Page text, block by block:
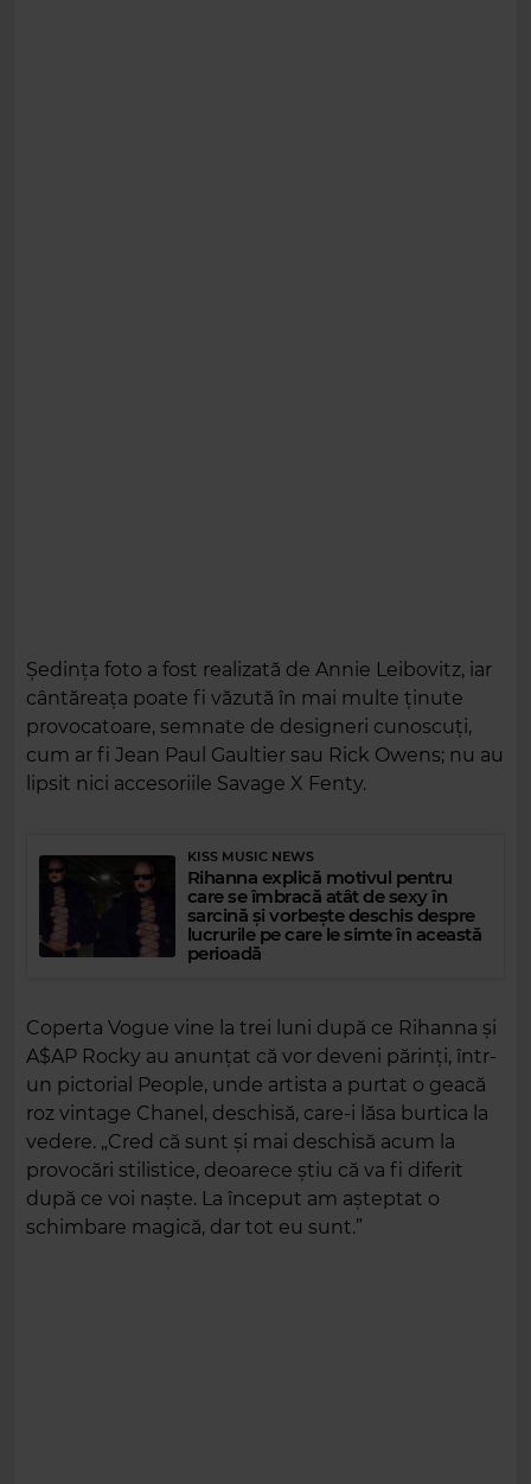
Ședința foto a fost realizată de Annie Leibovitz, iar
cântăreața poate fi văzută în mai multe ținute
provocatoare, semnate de designeri cunoscuți,
cum ar fi Jean Paul Gaultier sau Rick Owens; nu au
lipsit nici accesoriile Savage X Fenty.
KISS MUSIC NEWS
Rihanna explică motivul pentru
care se îmbracă atât de sexy în
sarcină și vorbește deschis despre
lucrurile pe care le simte în această
perioadă
Coperta Vogue vine la trei luni după ce Rihanna și
A$AP Rocky au anunțat că vor deveni părinți, într-
un pictorial People, unde artista a purtat o geacă
roz vintage Chanel, deschisă, care-i lăsa burtica la
vedere. „Cred că sunt și mai deschisă acum la
provocări stilistice, deoarece știu că va fi diferit
după ce voi naște. La început am așteptat o
schimbare magică, dar tot eu sunt.”